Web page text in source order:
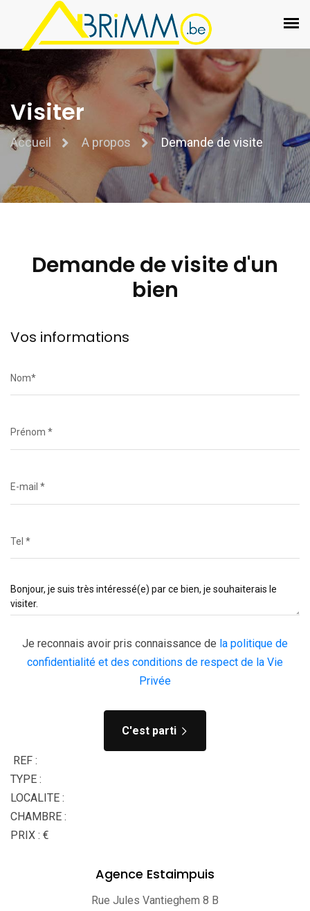
Visiter
Accueil A propos Demande de visite
Demande de visite d'un
bien
Vos informations
Je reconnais avoir pris connaissance de la politique de
confidentialité et des conditions de respect de la Vie
Privée
C'est parti
REF :
TYPE :
LOCALITE :
CHAMBRE :
PRIX : €
Agence Estaimpuis
Rue Jules Vantieghem 8 B